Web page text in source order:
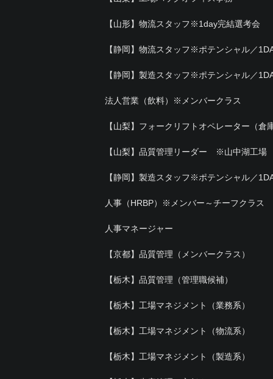
【山形】物流スタッフ※1day完結選考会
【静岡】物流スタッフ※ポテンシャル／
【静岡】製造スタッフ※ポテンシャル／
法人営業（飲料）※メンバークラス
【山梨】フォークリフトオペレーター（
【山梨】品質管理リーダー ※山中湖工場
【静岡】製造スタッフ※ポテンシャル／
人事（HRBP）※メンバー～チーフクラス
人事マネージャー
【京都】品質管理（メンバークラス）
【栃木】品質管理（管理職候補）
【栃木】工場マネジメント（業務系）
【栃木】工場マネジメント（物流系）
【栃木】工場マネジメント（製造系）